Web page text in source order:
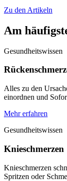
Zu den Artikeln
Am
Gesundheitswissen
Alles zu den
einordnen und
Mehr erfahren
Gesundheitswissen
Knieschmerzen
Knieschmerzen
Spritzen oder